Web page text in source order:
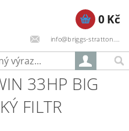
info@briggs-stratton.cz
0 Kč
33HP BIG
FILTR